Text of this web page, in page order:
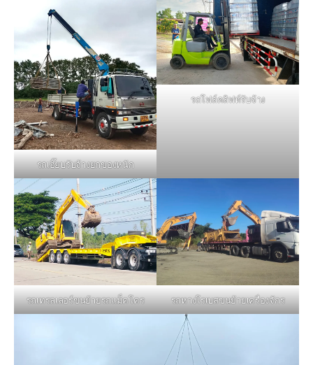
รถเฮี๊ยบรับจ้างยกของหนัก
รถโฟล์คลิฟท์รับจ้าง
รถเทรลเลอร์ขนย้ายรถแม็คโคร รถหางโรเบสขนย้ายเครื่องจักร